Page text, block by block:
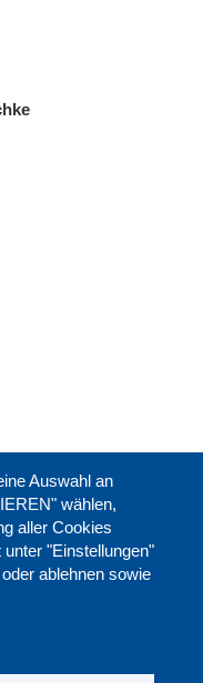
Auswahl an
wählen,
aller Cookies
"Einstellungen"
ablehnen sowie